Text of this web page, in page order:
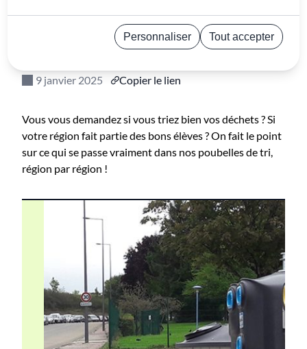
votre région est
championne du tri !
9 janvier 2025 Copier le lien
Vous vous demandez si vous triez bien vos déchets ? Si
votre région fait partie des bons élèves ? On fait le point
sur ce qui se passe vraiment dans nos poubelles de tri,
région par région !
Personnaliser
Tout accepter